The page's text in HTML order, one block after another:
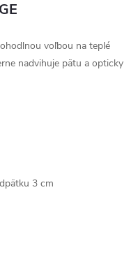
voľbou na teplé
nadvihuje pätu a opticky
3 cm